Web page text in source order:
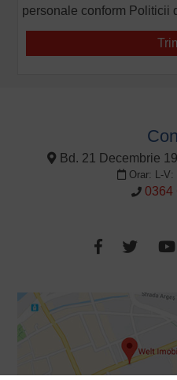
personale conform Politicii
Bd. 21 Decembrie
Orar: L-V:
0364